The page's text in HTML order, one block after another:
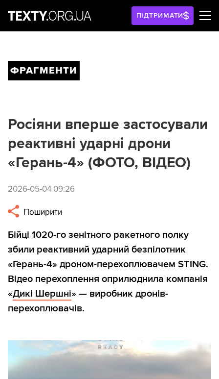
ПІДТРИМАТИ
ФРАГМЕНТИ
Росіяни вперше застосували
реактивні ударні дрони
«Герань-4» (ФОТО, ВІДЕО)
2026-05-04 09:26
Поширити
Бійці 1020-го зенітного ракетного полку
збили реактивний ударний безпілотник
«Герань-4» дроном-перехоплювачем STING.
Відео перехоплення оприлюднила компанія
«Дикі Шершні» — виробник дронів-
перехоплювачів.